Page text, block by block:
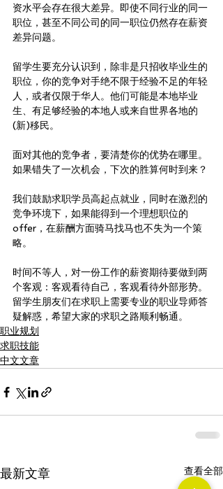
资水平会存在很大差异。即使不同行业的同一
职位，甚至不同公司的同一职位仍然存在薪资
差异问题。
留学生要充分认识到，除非是只招收毕业生的
职位，你的竞争对手绝不限于经验不足的年轻
人，或者仅限于华人。他们可能是本地毕业
生、有足够经验的本地人或来自世界各地的
(新)移民。
面对其他的竞争者，要清楚你的优势在哪里。
如果错失了一次机会，下次的胜算何时到来？
我们鼓励求职学员高起点就业，同时在激烈的
竞争环境下，如果能得到一个理想职位的
offer，在薪酬方面骑马找马也不失为一个策
略。
时间不等人，对一份工作的薪资期待要做到两
个客观：客观看待自己，客观看待外部形势。
留学生朋友们在求职上需要专业的职业导师答
疑解惑，希望大家的求职之路顺利畅通。
职业规划
求职技能
中文文章
最新文章 查看全部